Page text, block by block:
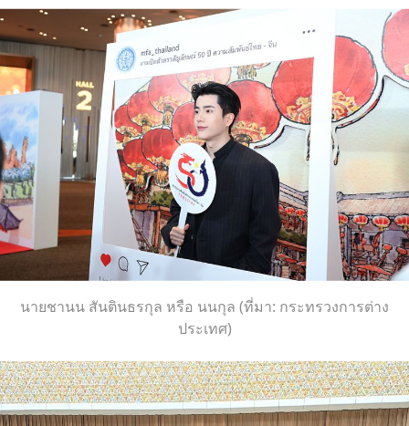
นายชานน สันตินธรกุล หรือ นนกุล (ที่มา: กระทรวงการต่าง
ประเทศ)